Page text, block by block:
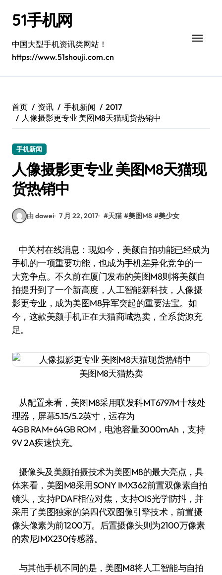
51手机网
中国大型手机资讯类网站！
https://www.51shouji.com.cn
首页 资讯 手机新闻
2017
人像摄影更专业 美图M8天猫现货热销中
手机新闻
人像摄影更专业 美图M8天猫现
货热销中
由 dawei 7 月 22, 2017 #天猫 #美图M8 #美少女
中关村在线消息：现如今，美颜自拍功能已经成为
手机的一项重要功能，也成为手机差异化竞争的一
大竞争点。不久前在厦门发布的美图M8则将美颜自
拍提升到了一个新高度，人工智能新科技，人像摄
影更专业，成为美图M8异军突起的重要法宝。如
今，这款美颜手机正在天猫商城热卖，全系货源充
足。
美图M8天猫热卖
从配置来看，美图M8采用联发科MT6797M十核处
理器，屏幕5.15/5.2英寸，运存为
4GB RAM+64GB ROM，电池容量3000mAh，支持
9V 2A疾速快充。
摄像头及美颜拍摄技术为美图M8的最大亮点，具
体来看，美图M8采用SONY IMX362前置双像素自拍
镜头，支持PDAF相位对焦，支持OIS光学防抖，并
采用了美图独家的第四代双图像引擎技术，前置摄
像头像素为前1200万。后置摄像头则为2100万像素
的索尼IMX230传感器。
与其他手机不同的是，美图M8将人工智能与自拍